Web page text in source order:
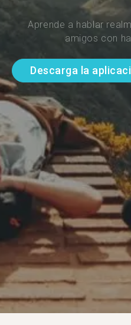
Aprende a hablar
amigos con
Descarga la